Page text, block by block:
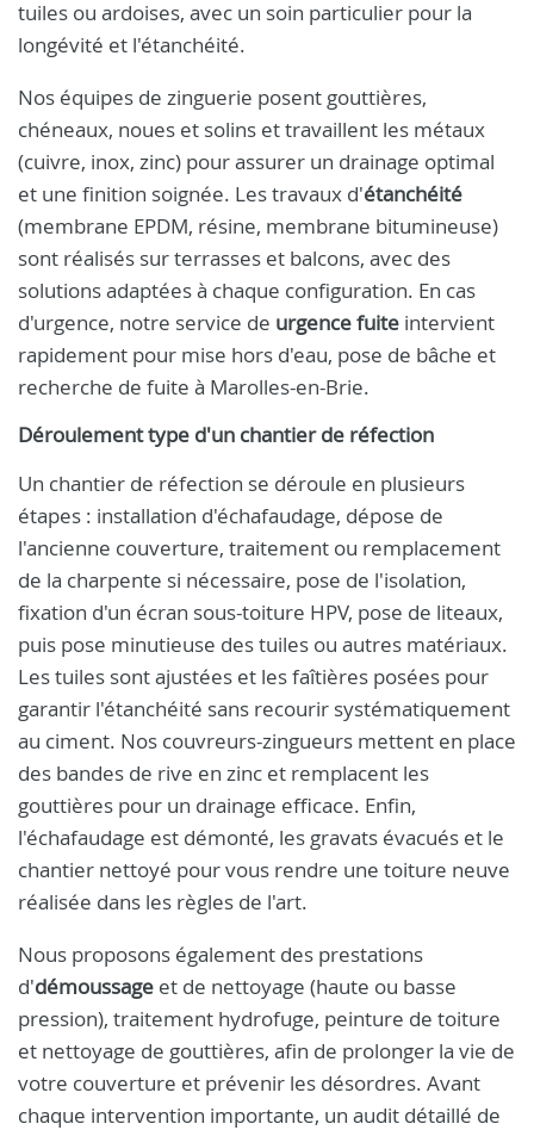
tuiles ou ardoises, avec un soin particulier pour la
longévité et l'étanchéité.
Nos équipes de zinguerie posent gouttières,
chéneaux, noues et solins et travaillent les métaux
(cuivre, inox, zinc) pour assurer un drainage optimal
et une finition soignée. Les travaux d'étanchéité
(membrane EPDM, résine, membrane bitumineuse)
sont réalisés sur terrasses et balcons, avec des
solutions adaptées à chaque configuration. En cas
d'urgence, notre service de urgence fuite intervient
rapidement pour mise hors d'eau, pose de bâche et
recherche de fuite à Marolles-en-Brie.
Déroulement type d'un chantier de réfection
Un chantier de réfection se déroule en plusieurs
étapes : installation d'échafaudage, dépose de
l'ancienne couverture, traitement ou remplacement
de la charpente si nécessaire, pose de l'isolation,
fixation d'un écran sous-toiture HPV, pose de liteaux,
puis pose minutieuse des tuiles ou autres matériaux.
Les tuiles sont ajustées et les faîtières posées pour
garantir l'étanchéité sans recourir systématiquement
au ciment. Nos couvreurs-zingueurs mettent en place
des bandes de rive en zinc et remplacent les
gouttières pour un drainage efficace. Enfin,
l'échafaudage est démonté, les gravats évacués et le
chantier nettoyé pour vous rendre une toiture neuve
réalisée dans les règles de l'art.
Nous proposons également des prestations
d'démoussage et de nettoyage (haute ou basse
pression), traitement hydrofuge, peinture de toiture
et nettoyage de gouttières, afin de prolonger la vie de
votre couverture et prévenir les désordres. Avant
chaque intervention importante, un audit détaillé de